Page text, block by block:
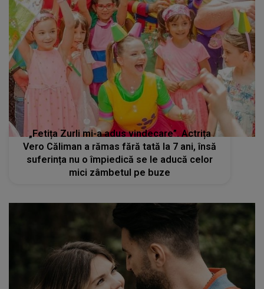
„Fetița Zurli mi-a adus vindecare”. Actrița
Vero Căliman a rămas fără tată la 7 ani, însă
suferința nu o împiedică se le aducă celor
mici zâmbetul pe buze